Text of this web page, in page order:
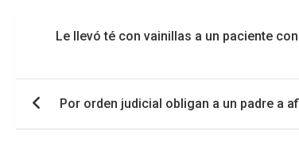
Navegación
entradas
Le llevó té con vainillas a un paciente
Por orden judicial obligan a un padre a